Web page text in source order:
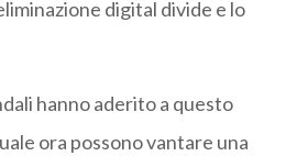
digital divide e lo
hanno aderito a questo
ora possono vantare una